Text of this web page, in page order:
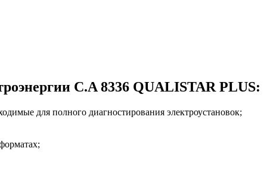
C.A 8336 QUALISTAR PLUS:
для полного диагностирования электроустановок;